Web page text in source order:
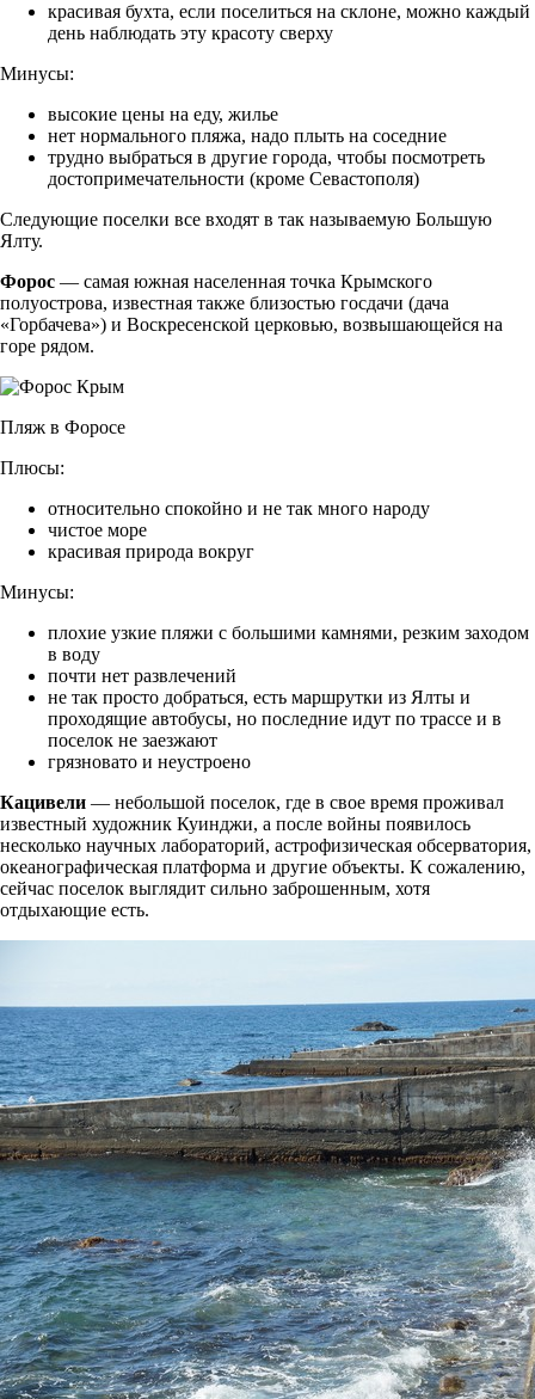
красивая бухта, если поселиться на склоне, можно каждый
день наблюдать эту красоту сверху
Минусы:
высокие цены на еду, жилье
нет нормального пляжа, надо плыть на соседние
трудно выбраться в другие города, чтобы посмотреть
достопримечательности (кроме Севастополя)
Следующие поселки все входят в так называемую Большую
Ялту.
Форос — самая южная населенная точка Крымского
полуострова, известная также близостью госдачи (дача
«Горбачева») и Воскресенской церковью, возвышающейся на
горе рядом.
Пляж в Форосе
Плюсы:
относительно спокойно и не так много народу
чистое море
красивая природа вокруг
Минусы:
плохие узкие пляжи с большими камнями, резким заходом
в воду
почти нет развлечений
не так просто добраться, есть маршрутки из Ялты и
проходящие автобусы, но последние идут по трассе и в
поселок не заезжают
грязновато и неустроено
Кацивели — небольшой поселок, где в свое время проживал
известный художник Куинджи, а после войны появилось
несколько научных лабораторий, астрофизическая обсерватория,
океанографическая платформа и другие объекты. К сожалению,
сейчас поселок выглядит сильно заброшенным, хотя
отдыхающие есть.